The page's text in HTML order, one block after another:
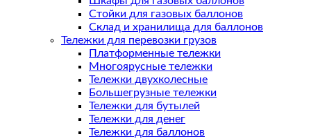
Стойки для газовых баллонов
Склад и хранилища для баллонов
Тележки для перевозки грузов
Платформенные тележки
Многоярусные тележки
Тележки двухколесные
Большегрузные тележки
Тележки для бутылей
Тележки для денег
Тележки для баллонов